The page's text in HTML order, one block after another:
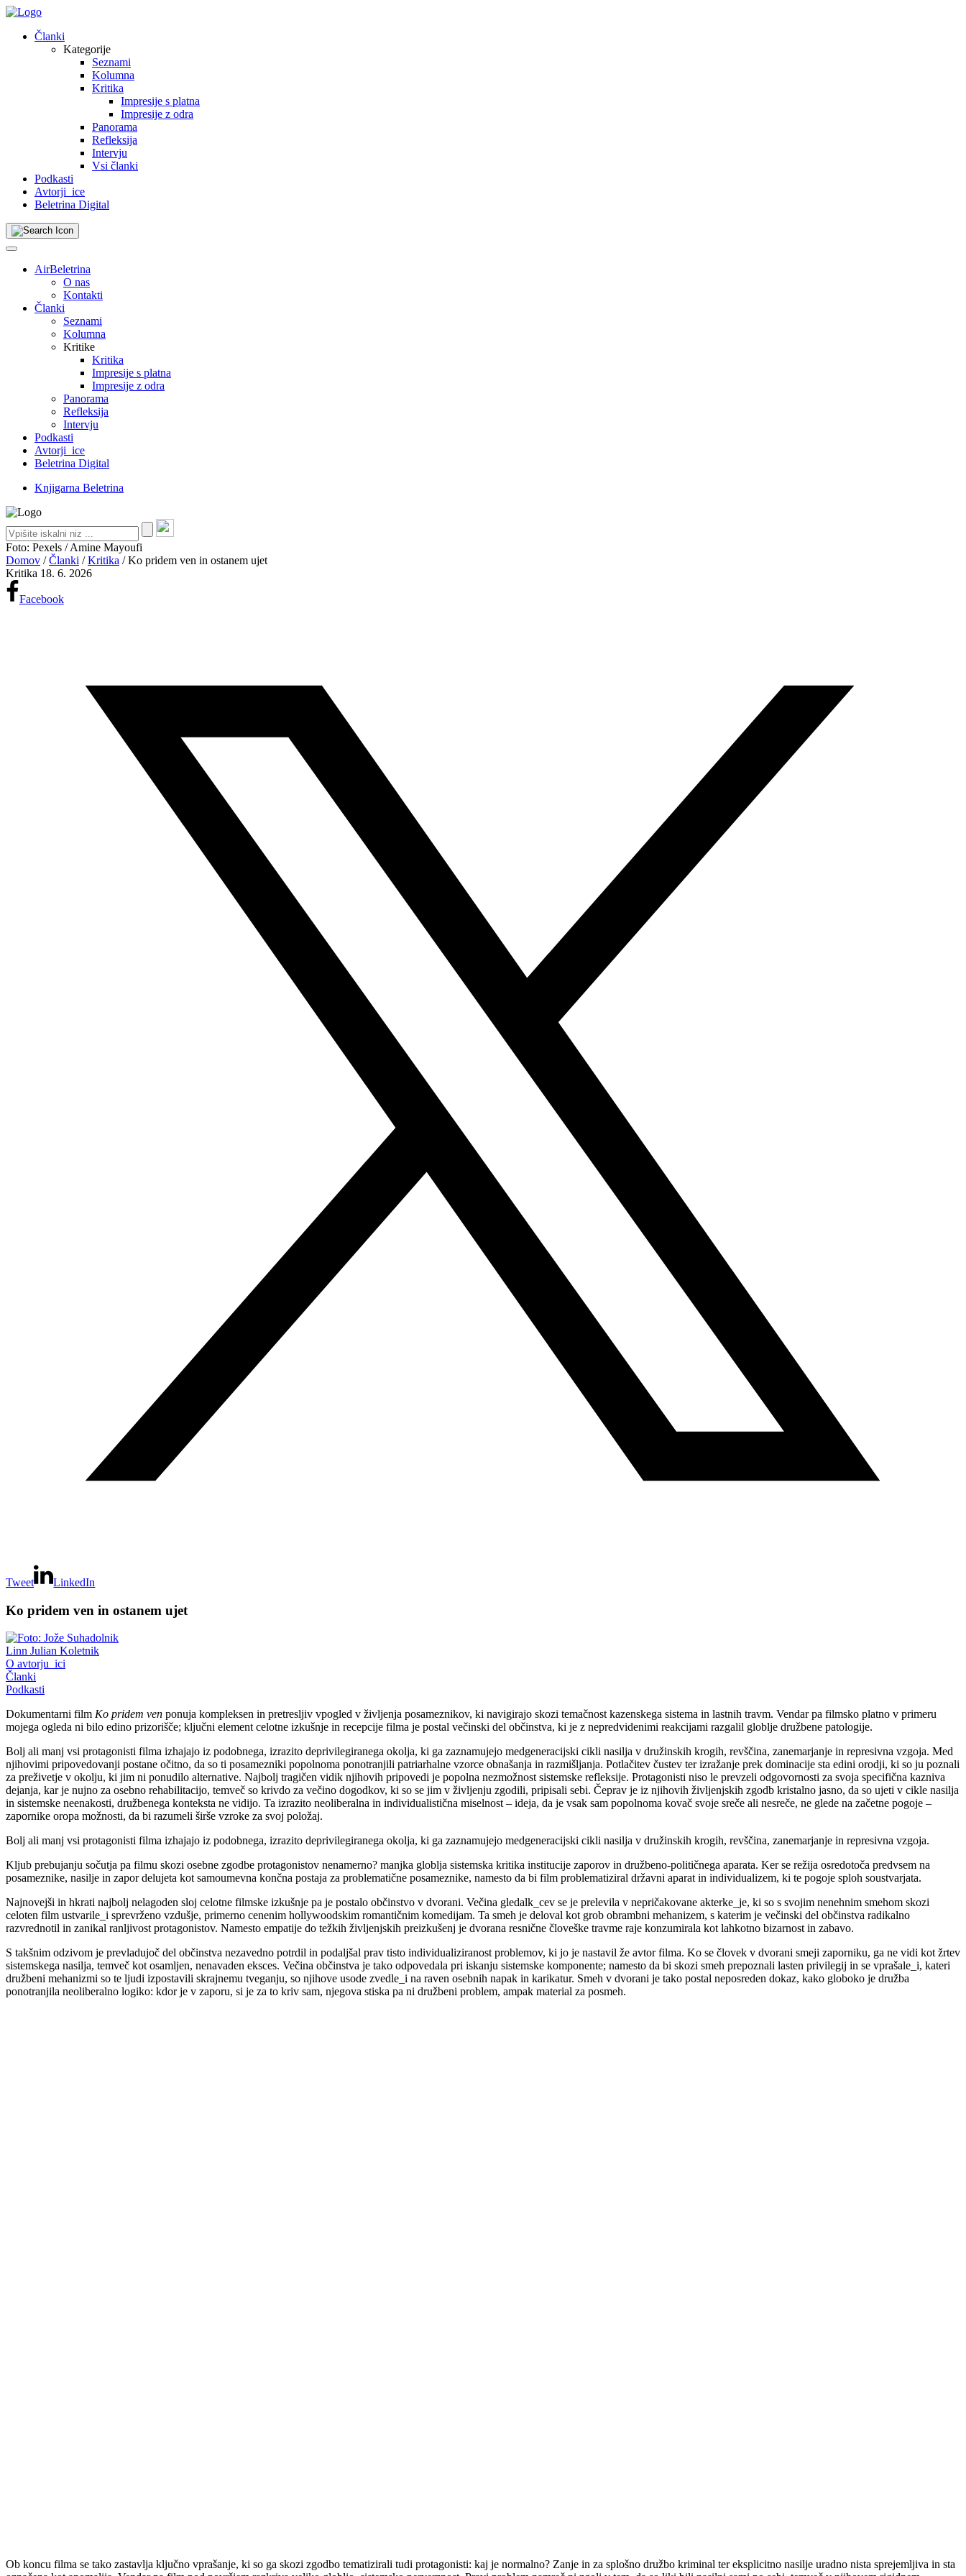
Skip
contentČlanki
Kategorije
Seznami
Kolumna
Kritika
Impresije s platna
Impresije z odra
Panorama
Refleksija
Intervju
Vsi članki
Podkasti
Avtorji_ice
Beletrina Digital
AirBeletrina
O nas
Kontakti
Članki
Seznami
Kolumna
Kritike
Kritika
Impresije s platna
Impresije z odra
Panorama
Refleksija
Intervju
Podkasti
Avtorji_ice
Beletrina Digital
Knjigarna Beletrina
Foto: Pexels / Amine Mayoufi
Domov /Članki /Kritika /Ko pridem ven in ostanem ujet
Kritika 18. 6. 2026
Facebook
Tweet LinkedIn
Ko pridem ven in ostanem ujet
Linn Julian Koletnik
O avtorju_ici
Članki
Podkasti
Dokumentarni film Ko pridem ven ponuja kompleksen in pretresljiv vpogled v življenja posameznikov, ki navigirajo skozi temačnost kazenskega sistema in lastnih travm. Vendar pa filmsko platno v primeru
mojega ogleda ni bilo edino prizorišče; ključni element celotne izkušnje in recepcije filma je postal večinski del občinstva, ki je z nepredvidenimi reakcijami razgalil globlje družbene patologije.
Bolj ali manj vsi protagonisti filma izhajajo iz podobnega, izrazito deprivilegiranega okolja, ki ga zaznamujejo medgeneracijski cikli nasilja v družinskih krogih, revščina, zanemarjanje in represivna vzgoja. Med
njihovimi pripovedovanji postane očitno, da so ti posamezniki popolnoma ponotranjili patriarhalne vzorce obnašanja in razmišljanja. Potlačitev čustev ter izražanje prek dominacije sta edini orodji, ki so ju poznali
za preživetje v okolju, ki jim ni ponudilo alternative. Najbolj tragičen vidik njihovih pripovedi je popolna nezmožnost sistemske refleksije. Protagonisti niso le prevzeli odgovornosti za svoja specifična kazniva
dejanja, kar je nujno za osebno rehabilitacijo, temveč so krivdo za večino dogodkov, ki so se jim v življenju zgodili, pripisali sebi. Čeprav je iz njihovih življenjskih zgodb kristalno jasno, da so ujeti v cikle nasilja
in sistemske neenakosti, družbenega konteksta ne vidijo. Ta izrazito neoliberalna in individualistična miselnost – ideja, da je vsak sam popolnoma kovač svoje sreče ali nesreče, ne glede na začetne pogoje –
zapornike oropa možnosti, da bi razumeli širše vzroke za svoj položaj.
Bolj ali manj vsi protagonisti filma izhajajo iz podobnega, izrazito deprivilegiranega okolja, ki ga zaznamujejo medgeneracijski cikli nasilja v družinskih krogih, revščina, zanemarjanje in represivna vzgoja.
Kljub prebujanju sočutja pa filmu skozi osebne zgodbe protagonistov nenamerno? manjka globlja sistemska kritika institucije zaporov in družbeno-političnega aparata. Ker se režija osredotoča predvsem na
posameznike, nasilje in zapor delujeta kot samoumevna končna postaja za problematične posameznike, namesto da bi film problematiziral državni aparat in individualizem, ki te pogoje sploh soustvarjata.
Najnovejši in hkrati najbolj nelagoden sloj celotne filmske izkušnje pa je postalo občinstvo v dvorani. Večina gledalk_cev se je prelevila v nepričakovane akterke_je, ki so s svojim nenehnim smehom skozi
celoten film ustvarile_i sprevrženo vzdušje, primerno cenenim hollywoodskim romantičnim komedijam. Ta smeh je deloval kot grob obrambni mehanizem, s katerim je večinski del občinstva radikalno
razvrednotil in zanikal ranljivost protagonistov. Namesto empatije do težkih življenjskih preizkušenj je dvorana resnične človeške travme raje konzumirala kot lahkotno bizarnost in zabavo.
S takšnim odzivom je prevladujoč del občinstva nezavedno potrdil in podaljšal prav tisto individualiziranost problemov, ki jo je nastavil že avtor filma. Ko se človek v dvorani smeji zaporniku, ga ne vidi kot žrtev
sistemskega nasilja, temveč kot osamljen, nenavaden eksces. Večina občinstva je tako odpovedala pri iskanju sistemske komponente; namesto da bi skozi smeh prepoznali lasten privilegij in se vprašale_i, kateri
družbeni mehanizmi so te ljudi izpostavili skrajnemu tveganju, so njihove usode zvedle_i na raven osebnih napak in karikatur. Smeh v dvorani je tako postal neposreden dokaz, kako globoko je družba
ponotranjila neoliberalno logiko: kdor je v zaporu, si je za to kriv sam, njegova stiska pa ni družbeni problem, ampak material za posmeh.
Ob koncu filma se tako zastavlja ključno vprašanje, ki so ga skozi zgodbo tematizirali tudi protagonisti: kaj je normalno? Zanje in za splošno družbo kriminal ter eksplicitno nasilje uradno nista sprejemljiva in sta